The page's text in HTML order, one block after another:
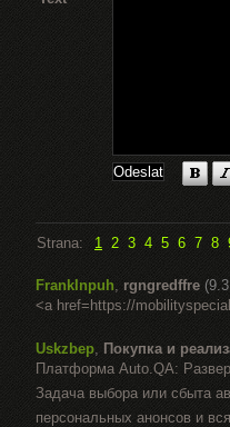
Strana: 1 2 3 4 5 6 7 8
FrankInpuh, rgngredffre
<a href=https://
Uskzbep, Покупка и
Платформа Auto.QA:
Задача выбора или сбыта
персональных анонсов и